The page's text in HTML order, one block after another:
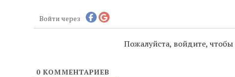
Войти через
Пожалуйста, войдите,
0КОММЕНТАРИЕВ